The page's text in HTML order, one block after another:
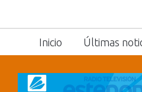
Inicio Últimas